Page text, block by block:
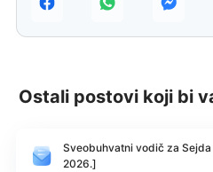
Ostali postovi koji bi
Sveobuhvatni vodič za
2026.]